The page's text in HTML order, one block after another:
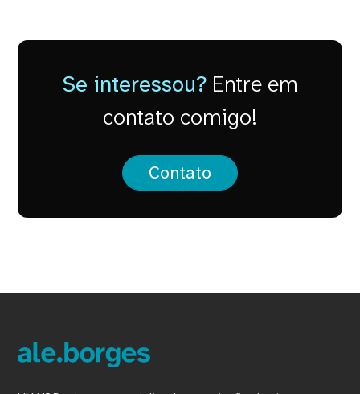
Se interessou?Entre em
contato comigo!
Contato